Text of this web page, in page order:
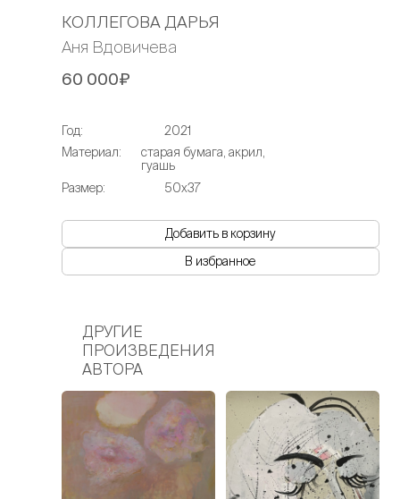
КОЛЛЕГОВА ДАРЬЯ
Аня Вдовичева
60 000₽
Год:
2021
Материал:
старая бумага, акрил,
гуашь
Размер:
50х37
Добавить в корзину
В избранное
ДРУГИЕ
ПРОИЗВЕДЕНИЯ
АВТОРА